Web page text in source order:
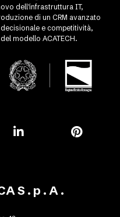
dell'infrastruttura IT,
di un CRM avanzato
e competitività,
modello ACATECH.
S . p . A .